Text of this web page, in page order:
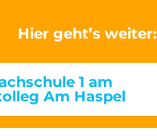
Hier geht’s weiter:
1 am
Am Haspel